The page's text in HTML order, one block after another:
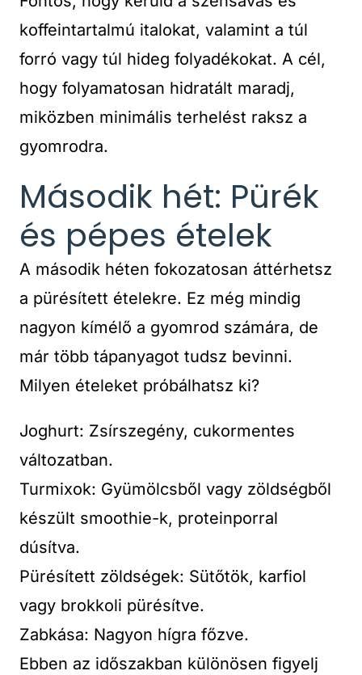
koffeintartalmú italokat, valamint a túl
forró vagy túl hideg folyadékokat. A cél,
hogy folyamatosan hidratált maradj,
miközben minimális terhelést raksz a
gyomrodra.
Második hét: Pürék
és pépes ételek
A második héten fokozatosan áttérhetsz
a pürésített ételekre. Ez még mindig
nagyon kímélő a gyomrod számára, de
már több tápanyagot tudsz bevinni.
Milyen ételeket próbálhatsz ki?
Joghurt: Zsírszegény, cukormentes
változatban.
Turmixok: Gyümölcsből vagy zöldségből
készült smoothie-k, proteinporral
dúsítva.
Pürésített zöldségek: Sütőtök, karfiol
vagy brokkoli pürésítve.
Zabkása: Nagyon hígra főzve.
Ebben az időszakban különösen figyelj